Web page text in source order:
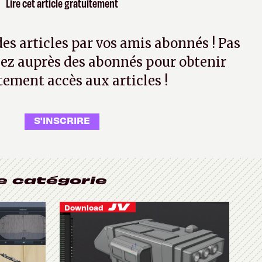
Lire cet article gratuitement
articles par vos amis abonnés ! Pas
auprès des abonnés pour obtenir
accès aux articles !
S'INSCRIRE
catégorie
Download